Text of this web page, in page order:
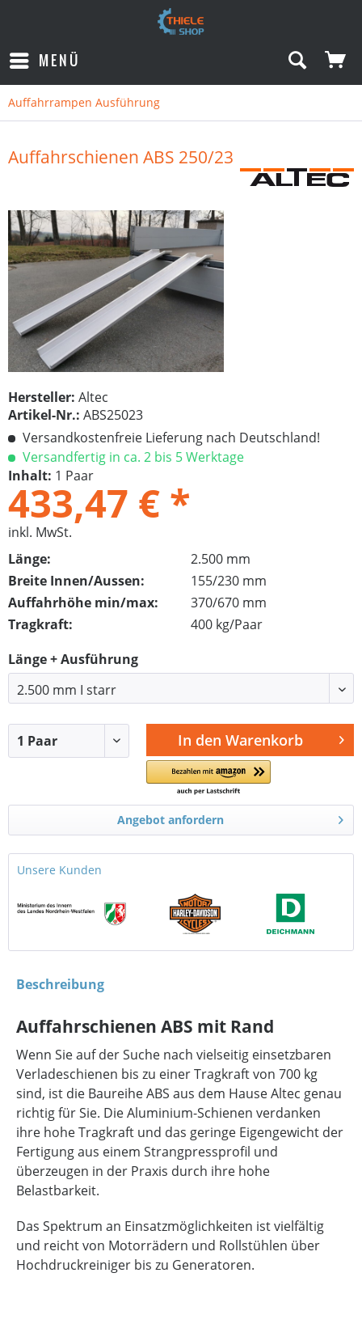
MENÜ
Auffahrrampen Ausführung
Auffahrschienen ABS 250/23
Hersteller: Altec
Artikel-Nr.: ABS25023
Versandkostenfreie Lieferung nach Deutschland!
Versandfertig in ca. 2 bis 5 Werktage
Inhalt: 1 Paar
433,47 € *
inkl. MwSt.
Länge:
2.500 mm
Breite Innen/Aussen:
155/230 mm
Auffahrhöhe min/max:
370/670 mm
Tragkraft:
400 kg/Paar
Länge + Ausführung
In den Warenkorb
Angebot anfordern
Unsere Kunden
Beschreibung
Auffahrschienen ABS mit Rand
Wenn Sie auf der Suche nach vielseitig einsetzbaren
Verladeschienen bis zu einer Tragkraft von 700 kg
sind, ist die Baureihe ABS aus dem Hause Altec genau
richtig für Sie. Die Aluminium-Schienen verdanken
ihre hohe Tragkraft und das geringe Eigengewicht der
Fertigung aus einem Strangpressprofil und
überzeugen in der Praxis durch ihre hohe
Belastbarkeit.
Das Spektrum an Einsatzmöglichkeiten ist vielfältig
und reicht von Motorrädern und Rollstühlen über
Hochdruckreiniger bis zu Generatoren.